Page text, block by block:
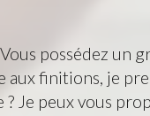
possédez un
finitions, je
Je peux vous